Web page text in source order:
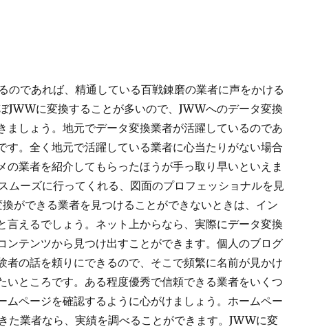
であれば、精通している百戦錬磨の業者に声をかける
JWWに変換することが多いので、JWWへのデータ変換
しょう。地元でデータ変換業者が活躍しているのであ
。全く地元で活躍している業者に心当たりがない場合
業者を紹介してもらったほうが手っ取り早いといえま
ーズに行ってくれる、図面のプロフェッショナルを見
ができる業者を見つけることができないときは、イン
えるでしょう。ネット上からなら、実際にデータ変換
テンツから見つけ出すことができます。個人のブログ
の話を頼りにできるので、そこで頻繁に名前が見かけ
ところです。ある程度優秀で信頼できる業者をいくつ
ページを確認するように心がけましょう。ホームペー
た業者なら、実績を調べることができます。JWWに変